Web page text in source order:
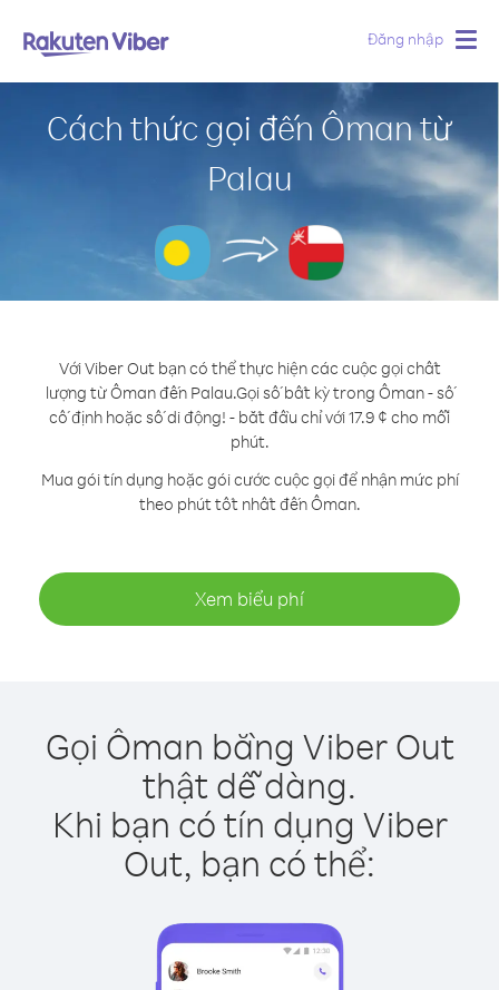
Đăng nhập
Cách thức gọi đến Ôman từ
Palau
Với Viber Out bạn có thể thực hiện các cuộc gọi chất
lượng từ Ôman đến Palau.Gọi số bất kỳ trong Ôman - số
cố định hoặc số di động! - bắt đầu chỉ với 17.9 ¢ cho mỗi
phút.
Mua gói tín dụng hoặc gói cước cuộc gọi để nhận mức phí
theo phút tốt nhất đến Ôman.
Xem biểu phí
Gọi Ôman bằng Viber Out
thật dễ dàng.
Khi bạn có tín dụng Viber
Out, bạn có thể: